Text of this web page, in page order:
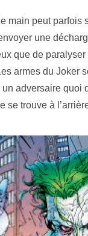
main peut
une
que de
armes du Joker
adversaire quoi
se trouve à